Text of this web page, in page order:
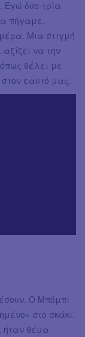
Εγώ δυο-τρία
πήγαμε.
Μια στιγμή
να την
θέλει με
εαυτό μας.
Ο Μπόμπι
στο σκάκι.
ήταν θέμα